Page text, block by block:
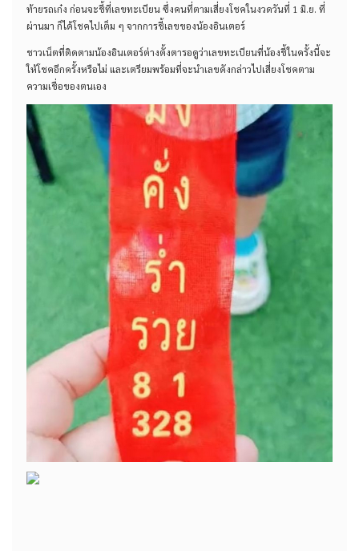
ท้ายรถเก๋ง ก่อนจะชี้ที่เลขทะเบียน ซึ่งคนที่ตามเสี่ยงโชคในงวดวันที่ 1 มิ.ย. ที่
ผ่านมา ก็ได้โชคไปเต็ม ๆ จากการชี้เลขของน้องอินเตอร์
ชาวเน็ตที่ติดตามน้องอินเตอร์ต่างตั้งตารอดูว่าเลขทะเบียนที่น้องชี้ในครั้งนี้จะ
ให้โชคอีกครั้งหรือไม่ และเตรียมพร้อมที่จะนำเลขดังกล่าวไปเสี่ยงโชคตาม
ความเชื่อของตนเอง